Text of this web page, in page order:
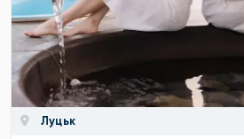
Луцьк